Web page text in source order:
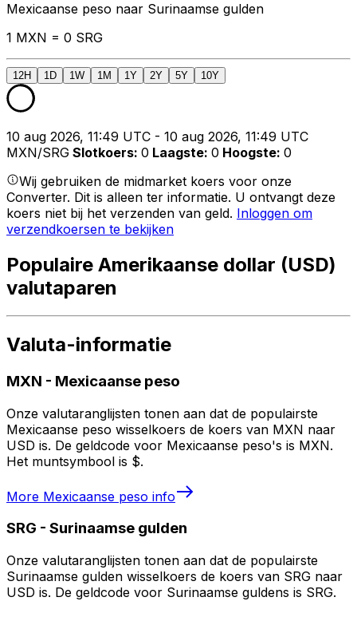
Mexicaanse peso naar Surinaamse gulden
1 MXN = 0 SRG
12H 1D 1W 1M 1Y 2Y 5Y 10Y
10 aug 2026, 11:49 UTC - 10 aug 2026, 11:49 UTC
MXN/SRG Slotkoers: 0 Laagste: 0 Hoogste: 0
Wij gebruiken de midmarket koers voor onze
Converter. Dit is alleen ter informatie. U ontvangt deze
koers niet bij het verzenden van geld. Inloggen om
verzendkoersen te bekijken
Populaire Amerikaanse dollar (USD)
valutaparen
Valuta-informatie
MXN - Mexicaanse peso
Onze valutaranglijsten tonen aan dat de populairste
Mexicaanse peso wisselkoers de koers van MXN naar
USD is. De geldcode voor Mexicaanse peso's is MXN.
Het muntsymbool is $.
More Mexicaanse peso info
SRG - Surinaamse gulden
Onze valutaranglijsten tonen aan dat de populairste
Surinaamse gulden wisselkoers de koers van SRG naar
USD is. De geldcode voor Surinaamse guldens is SRG.